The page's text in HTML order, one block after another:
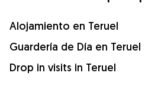
Alojamiento en Teruel
Guardería de Día en Teruel
Drop in visits in Teruel